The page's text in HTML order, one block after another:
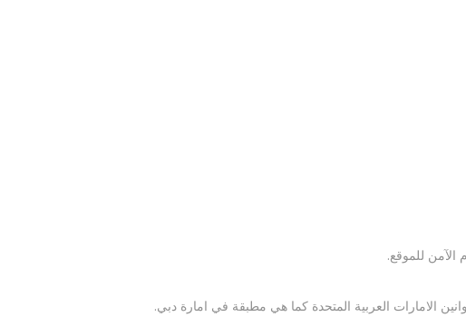
للموقع.
الامارات العربية المتحدة كما هي مطبقة في امارة دبي.